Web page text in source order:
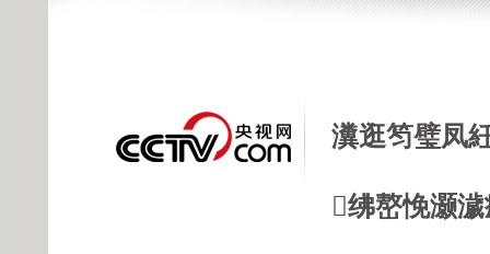
瀵逛笉璧凤
绋嶅悗灏